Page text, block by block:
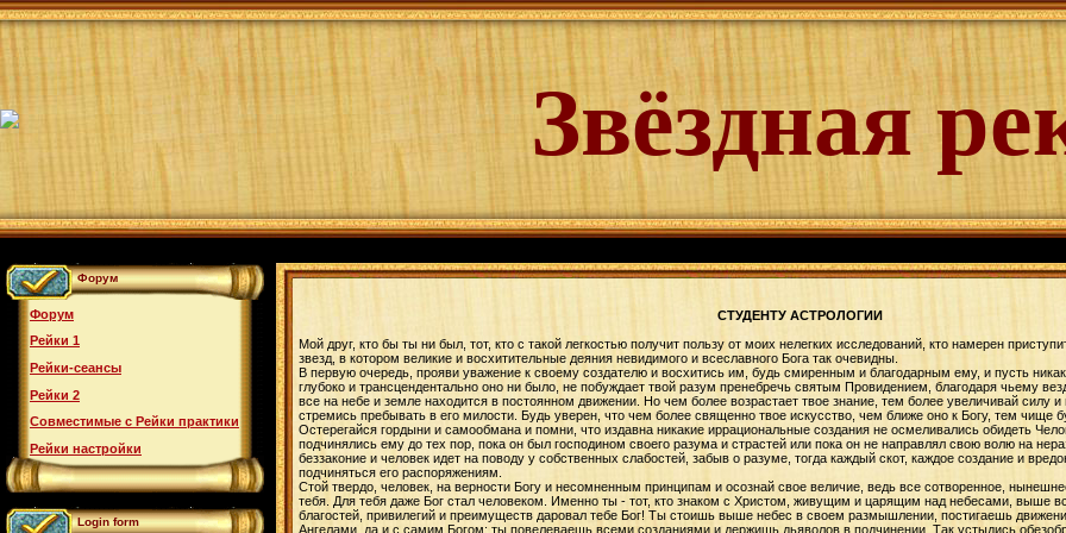
Звёздная
Форум
Форум
Рейки 1
Рейки-сеансы
Рейки 2
Совместимые с Рейки практики
Рейки настройки
Login form
СТУДЕНТУ АСТРОЛОГИИ
Мой друг, кто бы ты ни был, тот, кто с такой легкостью получит пользу от моих нелегких исследований, кто намерен
звезд, в котором великие и восхитительные деяния невидимого и всеславного Бога так очевидны.
В первую очередь, прояви уважение к своему создателю и восхитись им, будь смиренным и благодарным ему, и пусть
глубоко и трансцендентально оно ни было, не побуждает твой разум пренебречь святым Провидением, благодаря чьему
все на небе и земле находится в постоянном движении. Но чем более возрастает твое знание, тем более увеличивай силу
стремись пребывать в его милости. Будь уверен, что чем более священно твое искусство, чем ближе оно к Богу, тем чище
Остерегайся гордыни и самообмана и помни, что издавна никакие иррациональные создания не осмеливались обидеть
подчинялись ему до тех пор, пока он был господином своего разума и страстей или пока он не направлял свою волю на
беззаконие и человек идет на поводу у собственных слабостей, забыв о разуме, тогда каждый скот, каждое создание и
подчиняться его распоряжениям.
Стой твердо, человек, на верности Богу и несомненным принципам и осознай свое величие, ведь все сотворенное,
тебя. Для тебя даже Бог стал человеком. Именно ты - тот, кто знаком с Христом, живущим и царящим над небесами, выше
благостей, привилегий и преимуществ даровал тебе Бог! Ты стоишь выше небес в своем размышлении, постигаешь
Ангелами, да и с самим Богом; ты повелеваешь всеми созданиями и держишь дьяволов в подчинении. Так устыдись